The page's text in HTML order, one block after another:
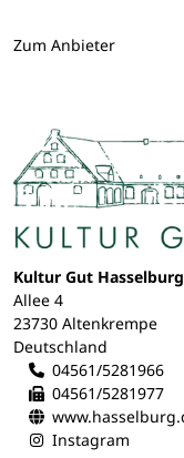
Zum Anbieter
Kultur Gut Hasselburg
Allee 4
23730 Altenkrempe
Deutschland
04561/5281966
04561/5281977
Instagram